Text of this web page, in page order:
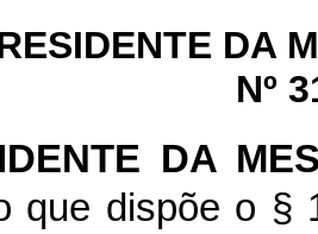
DA
Nº
DA
que dispõe o §